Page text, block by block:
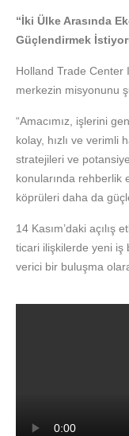
“İki Ülke Arasında
Güçlendirmek
Holland Trade Center
merkezin misyonunu
“Amacımız, işlerini
kolay, hızlı ve verimli
stratejileri ve
konularında rehberlik
köprüleri daha da
14 Kasım’daki açılış
ticari ilişkilerde yeni iş
verici bir buluşma